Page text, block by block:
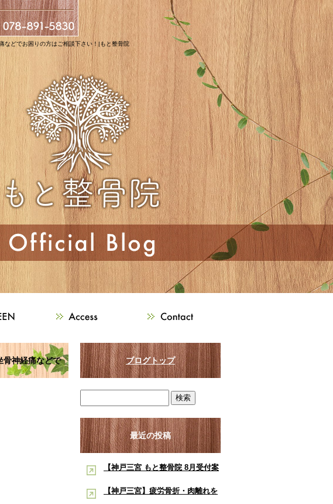
どでお困りの方はご相談下さい！|もと整骨院
骨神経痛などで ブログトップ
最近の投稿
【神戸三宮 もと整骨院 8月受付案
内】8月は熱中症・交通事故・ス
【神戸三宮】疲労骨折・肉離れを